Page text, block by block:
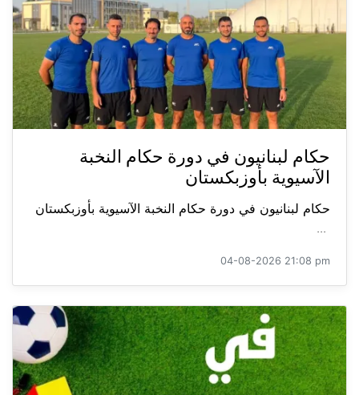
حكام لبنانيون في دورة حكام النخبة
الآسيوية بأوزبكستان
حكام لبنانيون في دورة حكام النخبة الآسيوية بأوزبكستان
...
04-08-2026 21:08 pm